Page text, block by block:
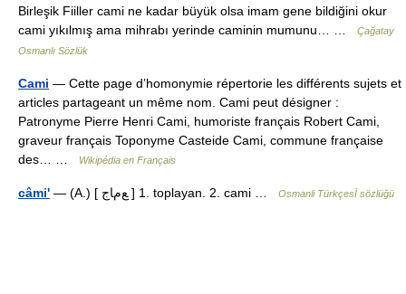
Birleşik Fiiller cami ne kadar büyük olsa imam gene bildiğini okur
cami yıkılmış ama mihrabı yerinde caminin mumunu… …
Çağatay
Osmanlı Sözlük
Cami — Cette page d’homonymie répertorie les différents sujets et
articles partageant un même nom. Cami peut désigner :
Patronyme Pierre Henri Cami, humoriste français Robert Cami,
graveur français Toponyme Casteide Cami, commune française
des… …
Wikipédia en Français
câmi' — (A.) [ ﻊﻡﺎﺝ ] 1. toplayan. 2. cami … Osmanli Türkçesİ sözlüğü